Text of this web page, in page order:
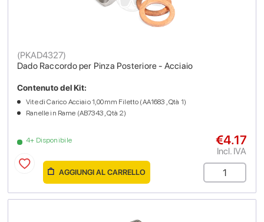
Dado Raccordo per Pinza Posteriore - Acciaio
(PKAD4327)
4+ Disponibile
Contenuto del Kit:
Vite di Carico Acciaio 1,00mm Filetto (AA1683 , Qtà 1)
Ranelle in Rame (AB7343 , Qtà 2)
€4.17
Incl. IVA
AGGIUNGI AL CARRELLO